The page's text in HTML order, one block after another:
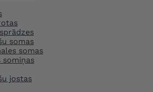
somas
somas
somiņas
jostas